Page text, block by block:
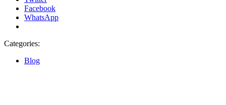
Facebook
WhatsApp
Categories:
Blog